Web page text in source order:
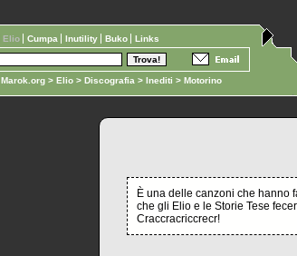
Marok.org > Elio > Discografia > Inediti > Motorino
Elio Cumpa Inutility Buko Links
È una delle canzoni che hanno
che gli Elio e le Storie Tese
Craccracriccrecr!